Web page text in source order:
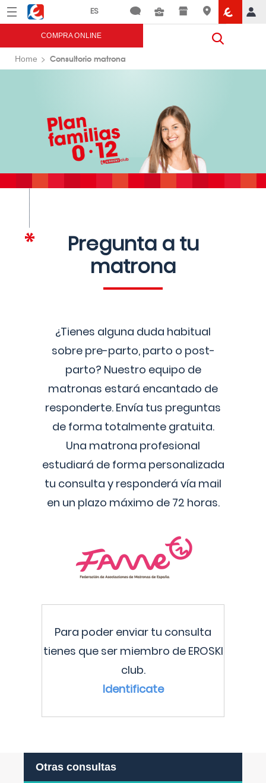
Menú Eroski
COMPRA ONLINE
Home Consultorio matrona
Pregunta a tu
matrona
¿Tienes alguna duda habitual
sobre pre-parto, parto o post-
parto? Nuestro equipo de
matronas estará encantado de
responderte. Envía tus preguntas
de forma totalmente gratuita.
Una matrona profesional
estudiará de forma personalizada
tu consulta y responderá vía mail
en un plazo máximo de 72 horas.
Para poder enviar tu consulta
tienes que ser miembro de EROSKI
club.
Identificate
Otras consultas